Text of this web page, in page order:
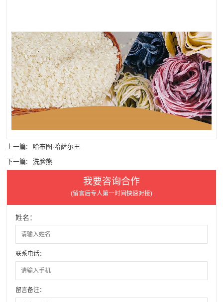
上一篇:
哈布图·哈萨尔王
下一篇:
洗脸熊
我要咨询合作
(留言后专人第一时间快速对接)
姓名：
联系电话：
留言备注：